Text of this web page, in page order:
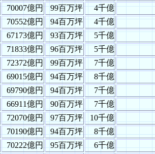
70007億円 99百万坪
4千億
70552億円 94百万坪
4千億
67173億円 93百万坪
5千億
71833億円 96百万坪
5千億
72372億円 99百万坪
7千億
69015億円 94百万坪
8千億
69790億円 94百万坪
7千億
66911億円 90百万坪
7千億
72070億円 97百万坪
10千億
70190億円 94百万坪
8千億
70222億円 95百万坪
6千億